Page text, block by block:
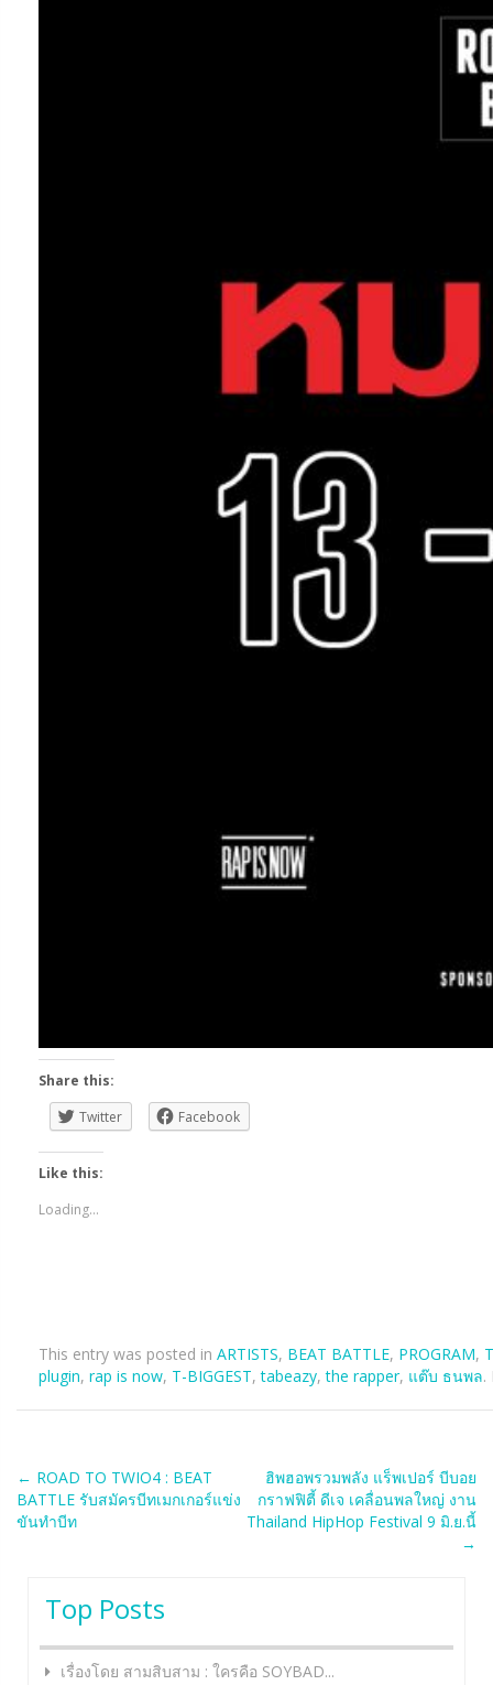
Share this:
Twitter
Facebook
Like this:
Loading...
This entry was posted in ARTISTS, BEAT BATTLE, PROGRAM,
plugin, rap is now, T-BIGGEST,tabeazy,the rapper, แต๊บ ธนพล.
Post
navigation
← ROAD TO TWIO4 : BEAT
BATTLE รับสมัครบีทเมกเกอร์แข่ง
ขันทำบีท
ฮิพฮอพรวมพลัง แร็พเปอร์ บีบอย
กราฟฟิตี้ ดีเจ เคลื่อนพลใหญ่ งาน
Thailand HipHop Festival 9 มิ.ย.นี้
→
Top Posts
เรื่องโดย สามสิบสาม : ใครคือ SOYBAD...